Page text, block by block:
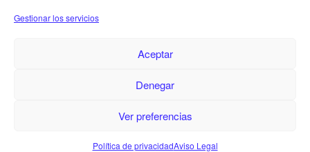
Gestionar los servicios
Aceptar
Denegar
Ver preferencias
Política de privacidadAviso Legal
Copyright © 2024 Jaestic S.L. Todos los derechos